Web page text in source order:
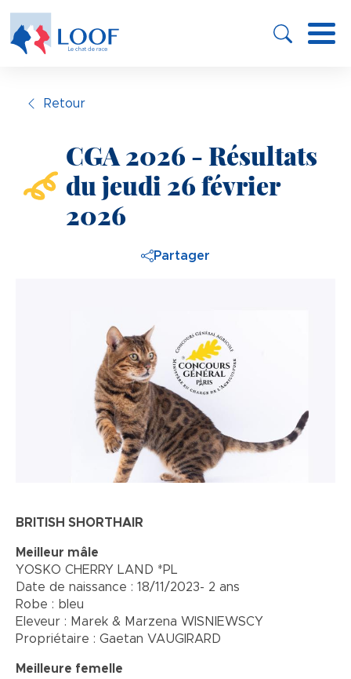
contenu
Retour
CGA 2026 - Résultats
du jeudi 26 février
2026
Partager
BRITISH SHORTHAIR
Meilleur mâle
YOSKO CHERRY LAND *PL
Date de naissance : 18/11/2023- 2 ans
Robe : bleu
Eleveur : Marek & Marzena WISNIEWSCY
Propriétaire : Gaetan VAUGIRARD
Meilleure femelle